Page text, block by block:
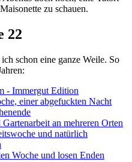
zu schauen.
22
schon eine ganze Weile. So
- Immergut Edition
einer abgefuckten Nacht
an mehreren Orten
und natürlich
Woche und losen Enden